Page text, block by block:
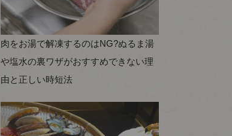
肉をお湯で解凍するのはNG?ぬるま湯
や塩水の裏ワザがおすすめできない理
由と正しい時短法